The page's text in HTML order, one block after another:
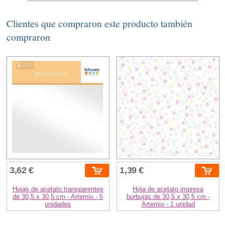
Clientes que compraron este producto también
compraron
3,62 €
Hojas de acetato transparentes
de 30,5 x 30,5 cm - Artemio - 5
unidades
1,39 €
Hoja de acetato impresa
burbujas de 30,5 x 30,5 cm -
Artemio - 1 unidad